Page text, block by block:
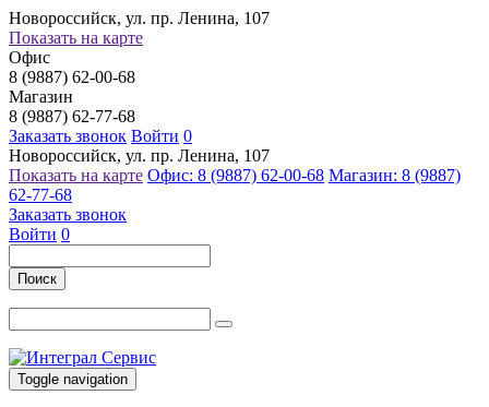
Новороссийск, ул. пр. Ленина, 107
Показать на карте
Офис
8 (9887) 62-00-68
Магазин
8 (9887) 62-77-68
Заказать звонок Войти 0
Новороссийск, ул. пр. Ленина, 107
Показать на карте Офис: 8 (9887) 62-00-68 Магазин: 8 (9887)
62-77-68
Заказать звонок
Войти 0
Поиск
Toggle navigation